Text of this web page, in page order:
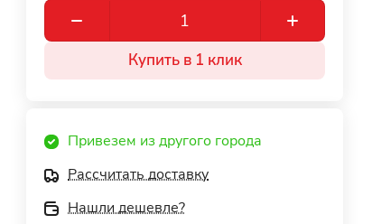
Купить в 1 клик
Привезем из другого города
Рассчитать доставку
Нашли дешевле?